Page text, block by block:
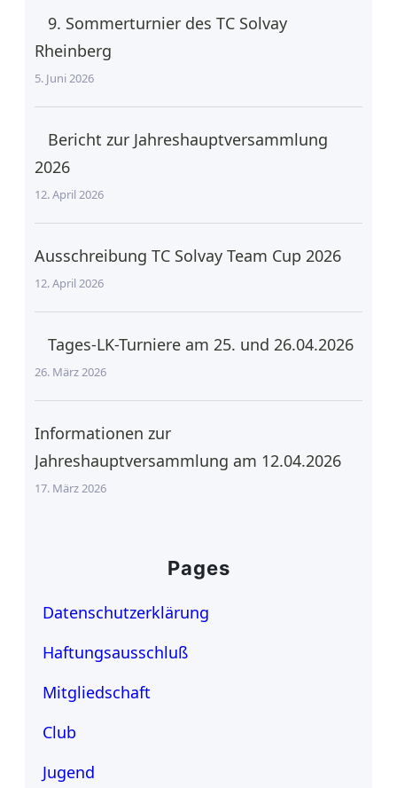
9. Sommerturnier des TC Solvay
Rheinberg
5. Juni 2026
Bericht zur Jahreshauptversammlung
2026
12. April 2026
Ausschreibung TC Solvay Team Cup 2026
12. April 2026
Tages-LK-Turniere am 25. und 26.04.2026
26. März 2026
Informationen zur
Jahreshauptversammlung am 12.04.2026
17. März 2026
Pages
Datenschutzerklärung
Haftungsausschluß
Mitgliedschaft
Club
Jugend